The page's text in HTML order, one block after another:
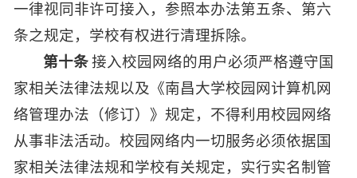
一律视同非许可接入，参照本办法第五条、第六
条之规定，学校有权进行清理拆除。
第十条 接入校园网络的用户必须严格遵守国
家相关法律法规以及《南昌大学校园网计算机网
络管理办法（修订）》规定，不得利用校园网络
从事非法活动。校园网络内一切服务必须依据国
家相关法律法规和学校有关规定，实行实名制管